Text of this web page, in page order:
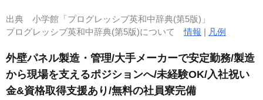
出典 小学館「プログレッシブ英和中辞典(第5版)」
プログレッシブ英和中辞典(第5版)について情報 | 凡例
外壁パネル製造・管理/大手メーカーで安定勤務/製造
から現場を支えるポジションへ/未経験OK/入社祝い
金&資格取得支援あり/無料の社員寮完備